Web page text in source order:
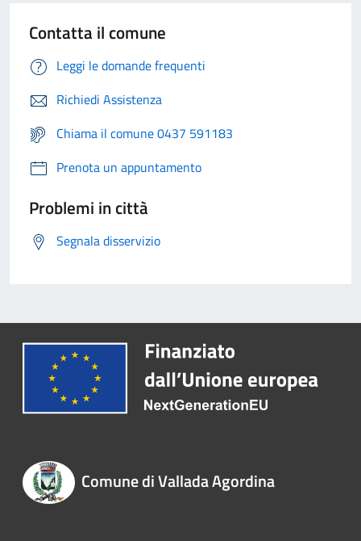
Contatta il comune
Leggi le domande frequenti
Richiedi Assistenza
Chiama il comune 0437 591183
Prenota un appuntamento
Problemi in città
Segnala disservizio
Comune di Vallada Agordina